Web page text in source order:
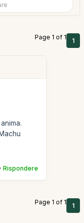
Page 1 of 1 1
Rispondere
Page 1 of 1 1